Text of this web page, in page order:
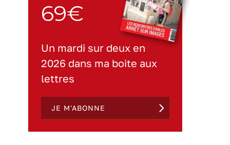
69€
Un mardi sur deux en
2026 dans ma boite aux
lettres
JE M'ABONNE